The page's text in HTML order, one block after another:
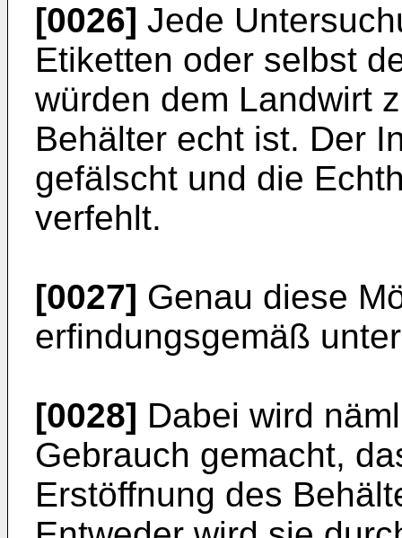
[0026] Jede
Etiketten oder selbst
würden dem Landwirt
Behälter echt ist. Der
gefälscht und die
verfehlt.
[0027] Genau diese
erfindungsgemäß
[0028] Dabei wird
Gebrauch gemacht,
Erstöffnung des